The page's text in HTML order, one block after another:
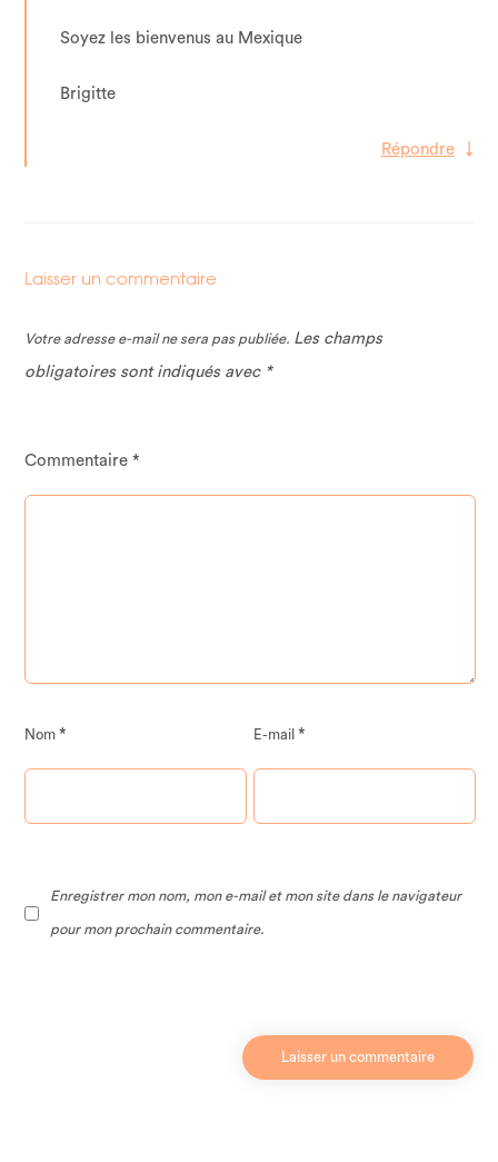
Soyez les bienvenus au Mexique
Brigitte
Répondre ↓
Laisser un commentaire
Votre adresse e-mail ne sera pas publiée. Les champs
obligatoires sont indiqués avec *
Commentaire*
Nom* E-mail*
Enregistrer mon nom, mon e-mail et mon site dans le navigateur
pour mon prochain commentaire.